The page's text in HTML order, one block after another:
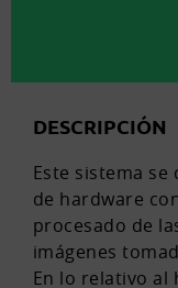
DESCRIPCIÓN
Este sistema
de hardware
procesado de
imágenes
En lo relativo al